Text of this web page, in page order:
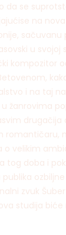
da se
na
sačuvanu
u svojoj
kompozitor
i na taj
žanrovima
drugačija
romantičaru,
o velikim
tog doba i
zvuk
studija biće